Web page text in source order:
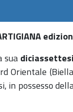
sua
Orientale
in possesso